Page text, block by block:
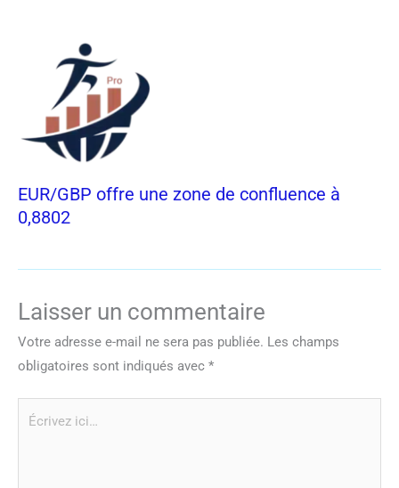
EUR/GBP offre une zone de confluence à
0,8802
Laisser un commentaire
Votre adresse e-mail ne sera pas publiée. Les champs
obligatoires sont indiqués avec *